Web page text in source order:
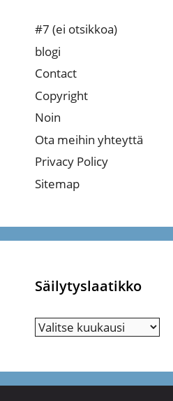
#7 (ei otsikkoa)
blogi
Contact
Copyright
Noin
Ota meihin yhteyttä
Privacy Policy
Sitemap
Säilytyslaatikko
Säilytyslaatikko